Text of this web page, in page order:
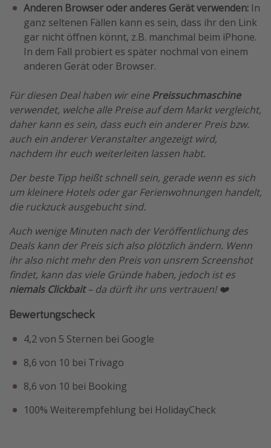
Anderen Browser oder anderes Gerät verwenden: In
ganz seltenen Fällen kann es sein, dass ihr den Link
gar nicht öffnen könnt, z.B. manchmal beim iPhone.
In dem Fall probiert es später nochmal von einem
anderen Gerät oder Browser.
Für diesen Deal haben wir einePreissuchmaschine
verwendet, welche alle Preise auf dem Markt vergleicht,
daher kann es sein, dass euch ein anderer Preis bzw.
auch ein anderer Veranstalter angezeigt wird,
nachdem ihr euch weiterleiten lassen habt.
Der beste Tipp heißt schnell sein, gerade wenn es sich
um kleinere Hotels oder gar Ferienwohnungen handelt,
die ruckzuck ausgebucht sind.
Auch wenige Minuten nach der Veröffentlichung des
Deals kann der Preis sich also plötzlich ändern. Wenn
ihr also nicht mehr den Preis von unsrem Screenshot
findet, kann das viele Gründe haben, jedoch ist es
niemals Clickbait– da dürft ihr uns vertrauen! ❤️
Bewertungscheck
4,2 von 5 Sternen bei Google
8,6 von 10 bei Trivago
8,6 von 10 bei Booking
100% Weiterempfehlung bei HolidayCheck